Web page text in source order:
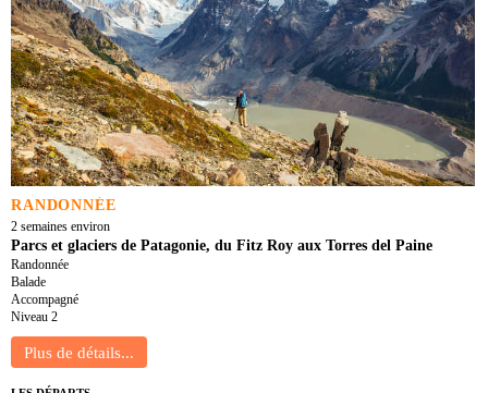
RANDONNÉE
2 semaines environ
Parcs et glaciers de Patagonie, du Fitz Roy aux Torres del Paine
Randonnée
Balade
Accompagné
Niveau 2